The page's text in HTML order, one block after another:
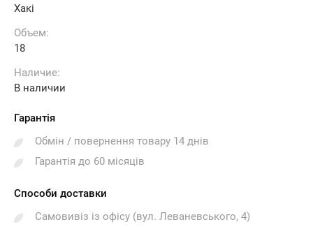
Хакі
Объем:
18
Наличие:
В наличии
Гарантія
Обмін / повернення товару 14 днів
Гарантія до 60 місяців
Способи доставки
Самовивіз із офісу (вул. Леваневського, 4)